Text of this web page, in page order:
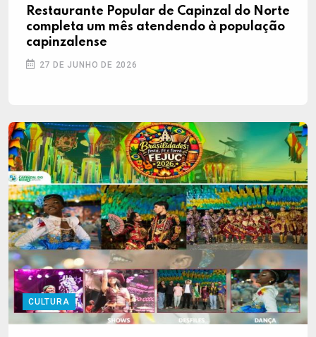
Restaurante Popular de Capinzal do Norte
completa um mês atendendo à população
capinzalense
27 DE JUNHO DE 2026
CULTURA